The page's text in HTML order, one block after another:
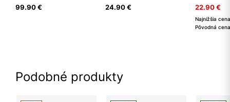
99.90 €
24.90 €
22.90 €
Najnižšia
Pôvodná
Podobné produkty